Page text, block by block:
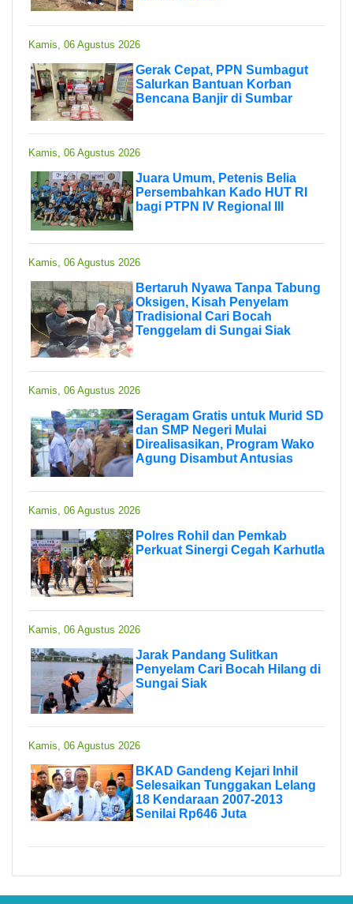
Kamis, 06 Agustus 2026
Gerak Cepat, PPN Sumbagut
Salurkan Bantuan Korban
Bencana Banjir di Sumbar
Kamis, 06 Agustus 2026
Juara Umum, Petenis Belia
Persembahkan Kado HUT RI
bagi PTPN IV Regional III
Kamis, 06 Agustus 2026
Bertaruh Nyawa Tanpa Tabung
Oksigen, Kisah Penyelam
Tradisional Cari Bocah
Tenggelam di Sungai Siak
Kamis, 06 Agustus 2026
Seragam Gratis untuk Murid SD
dan SMP Negeri Mulai
Direalisasikan, Program Wako
Agung Disambut Antusias
Kamis, 06 Agustus 2026
Polres Rohil dan Pemkab
Perkuat Sinergi Cegah Karhutla
Kamis, 06 Agustus 2026
Jarak Pandang Sulitkan
Penyelam Cari Bocah Hilang di
Sungai Siak
Kamis, 06 Agustus 2026
BKAD Gandeng Kejari Inhil
Selesaikan Tunggakan Lelang
18 Kendaraan 2007-2013
Senilai Rp646 Juta